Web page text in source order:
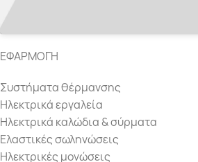
ΕΦΑΡΜΟΓΗ
Συστήματα θέρμανσης
Ηλεκτρικά εργαλεία
Ηλεκτρικά καλώδια & σύρματα
Ελαστικές σωληνώσεις
Ηλεκτρικές μονώσεις